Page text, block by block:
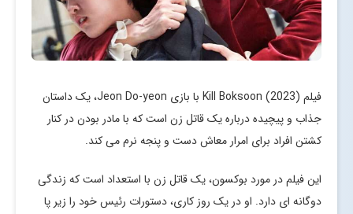
فیلم Kill Boksoon (2023) با بازی Jeon Do-yeon، یک داستان
جذاب و پیچیده درباره یک قاتل زن است که با مادر بودن در کنار
کشتن افراد برای امرار معاش دست و پنجه نرم می کند.
این فیلم در مورد بوکسون، یک قاتل زن با استعداد است که زندگی
دوگانه ای دارد. او در یک روز کاری، دستورات رئیس خود را زیر پا